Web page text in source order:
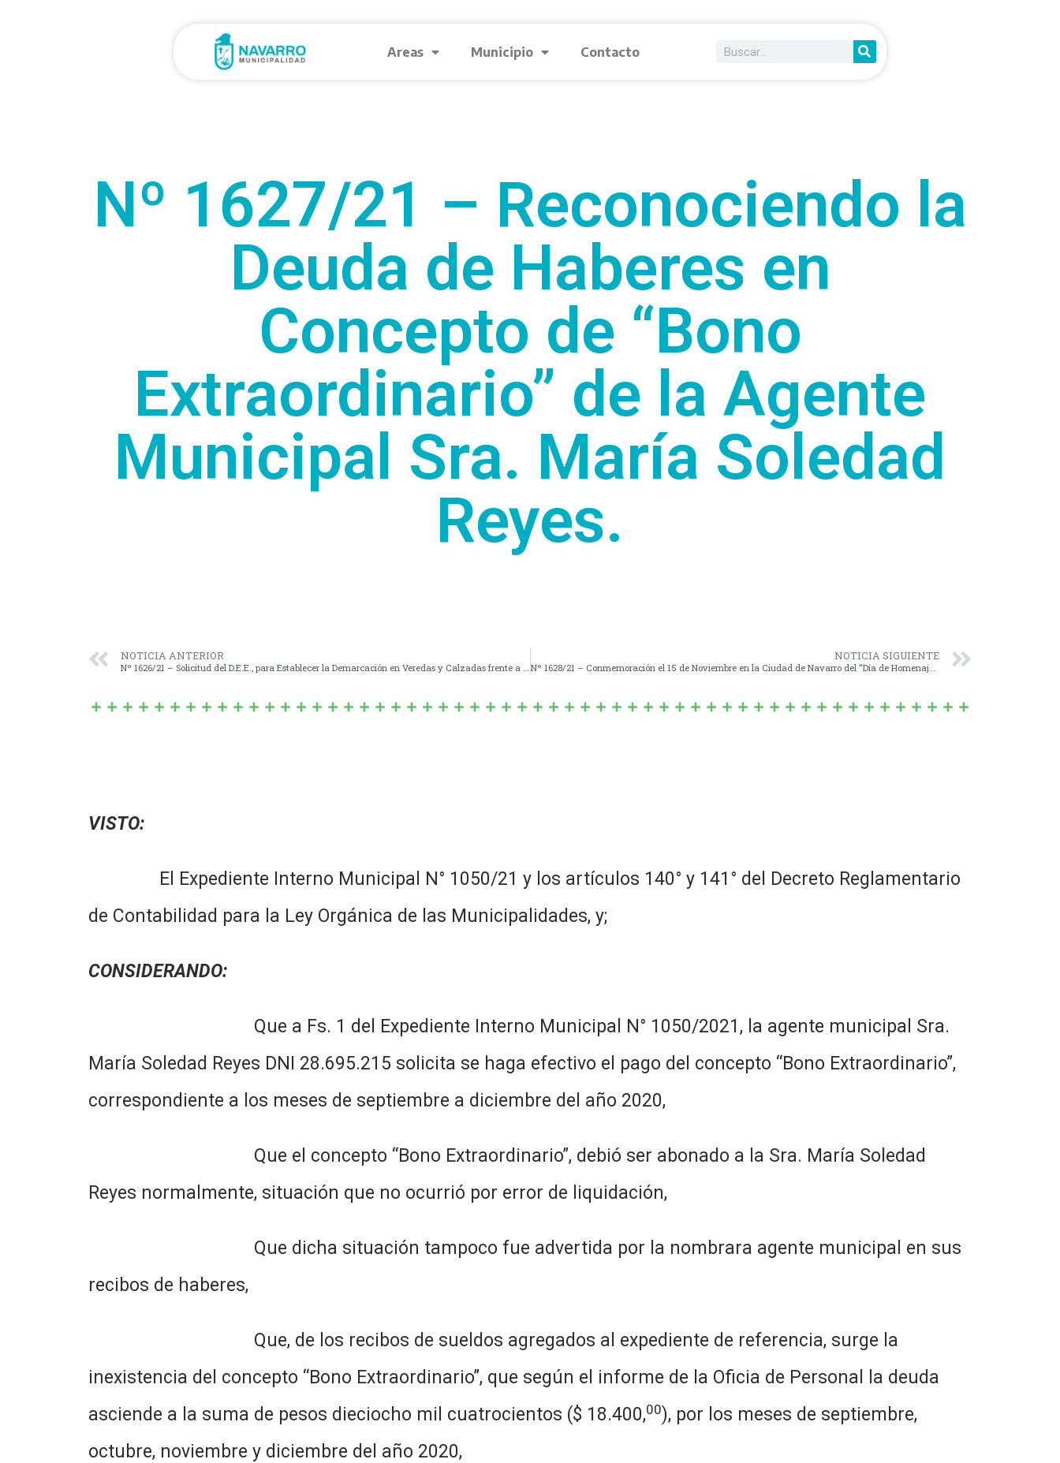
Areas Municipio Contacto
Nº 1627/21 – Reconociendo la
Deuda de Haberes en
Concepto de “Bono
Extraordinario” de la Agente
Municipal Sra. María Soledad
Reyes.
NOTICIA ANTERIOR NOTICIA SIGUIENTE
VISTO:
El Expediente Interno Municipal N° 1050/21 y los artículos 140° y 141° del Decreto Reglamentario
de Contabilidad para la Ley Orgánica de las Municipalidades, y;
CONSIDERANDO:
Que a Fs. 1 del Expediente Interno Municipal N° 1050/2021, la agente municipal Sra.
María Soledad Reyes DNI 28.695.215 solicita se haga efectivo el pago del concepto “Bono Extraordinario”,
correspondiente a los meses de septiembre a diciembre del año 2020,
Que el concepto “Bono Extraordinario”, debió ser abonado a la Sra. María Soledad
Reyes normalmente, situación que no ocurrió por error de liquidación,
Que dicha situación tampoco fue advertida por la nombrara agente municipal en sus
recibos de haberes,
Que, de los recibos de sueldos agregados al expediente de referencia, surge la
inexistencia del concepto “Bono Extraordinario”, que según el informe de la Oficia de Personal la deuda
asciende a la suma de pesos dieciocho mil cuatrocientos ($ 18.400,00), por los meses de septiembre,
octubre, noviembre y diciembre del año 2020,